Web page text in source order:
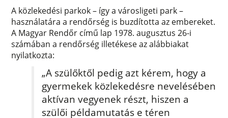
A közlekedési parkok – így a városligeti park –
használatára a rendőrség is buzdította az embereket.
A Magyar Rendőr című lap 1978. augusztus 26-i
számában a rendőrség illetékese az alábbiakat
nyilatkozta:
„A szülőktől pedig azt kérem, hogy a
gyermekek közlekedésre nevelésében
aktívan vegyenek részt, hiszen a
szülői példamutatás e téren